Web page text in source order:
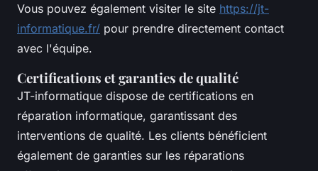
Vous pouvez également visiter le site https://jt-
informatique.fr/ pour prendre directement contact
avec l'équipe.
Certifications et garanties de qualité
JT-informatique dispose de certifications en
réparation informatique, garantissant des
interventions de qualité. Les clients bénéficient
également de garanties sur les réparations